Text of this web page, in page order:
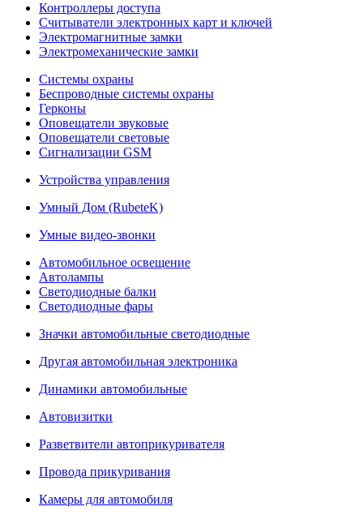
Контроллеры доступа
Считыватели электронных карт и ключей
Электромагнитные замки
Электромеханические замки
Системы охраны
Беспроводные системы охраны
Герконы
Оповещатели звуковые
Оповещатели световые
Сигнализации GSM
Устройства управления
Умный Дом (RubeteK)
Умные видео-звонки
Автомобильное освещение
Автолампы
Светодиодные балки
Светодиодные фары
Значки автомобильные светодиодные
Другая автомобильная электроника
Динамики автомобильные
Автовизитки
Разветвители автоприкуривателя
Провода прикуривания
Камеры для автомобиля